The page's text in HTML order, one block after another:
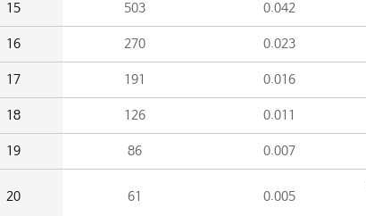
15 503 0.042
16 270 0.023
17 191 0.016
18 126 0.011
19 86 0.007
20 61 0.005